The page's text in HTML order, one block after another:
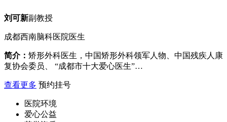
刘可新副教授
成都西南脑科医院医生
简介： 矫形外科医生，中国矫形外科领军人物、中国残疾人康
复协会委员、 “成都市十大爱心医生”…
查看更多 预约挂号
医院环境
爱心公益